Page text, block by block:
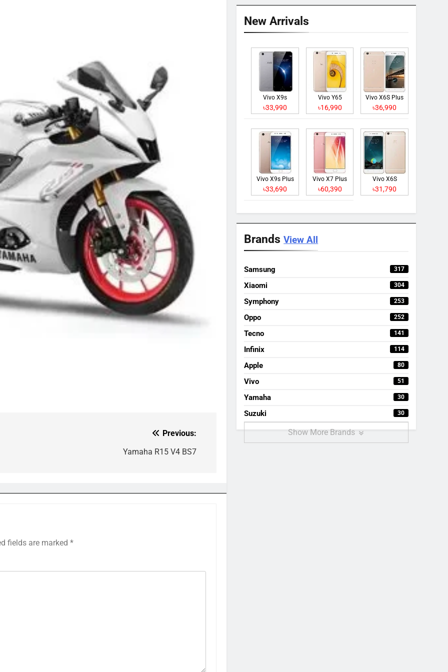
Previous:
Yamaha R15 V4 BS7
fields are marked *
New Arrivals
Vivo X9s
৳33,990
Vivo Y65
৳16,990
Vivo X6S Plus
৳36,990
Vivo X9s Plus
৳33,690
Vivo X7 Plus
৳60,390
Vivo X6S
৳31,790
BrandsView All
Samsung 317
Xiaomi 304
Symphony 253
Oppo 252
Tecno 141
Infinix 114
Apple 80
Vivo 51
Yamaha 30
Suzuki 30
Show More Brands